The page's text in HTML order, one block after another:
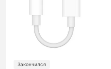
Закончился